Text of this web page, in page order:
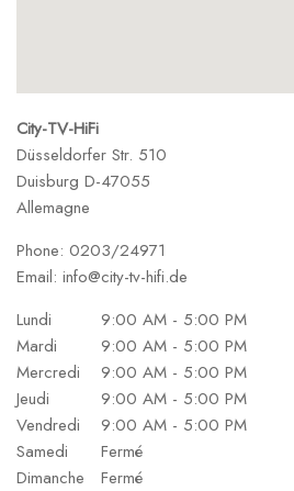
City-TV-HiFi
Düsseldorfer Str. 510
Duisburg D-47055
Allemagne
Phone: 0203/24971
Email: info@city-tv-hifi.de
Lundi
9:00 AM - 5:00 PM
Mardi
9:00 AM - 5:00 PM
Mercredi
9:00 AM - 5:00 PM
Jeudi
9:00 AM - 5:00 PM
Vendredi
9:00 AM - 5:00 PM
Samedi
Fermé
Dimanche
Fermé